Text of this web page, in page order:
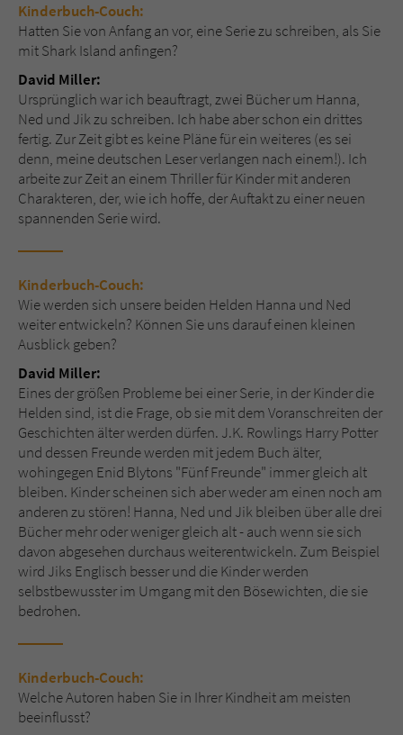
Kinderbuch-Couch:
Hatten Sie von Anfang an vor, eine Serie zu schreiben, als Sie
mit Shark Island anfingen?
David Miller:
Ursprünglich war ich beauftragt, zwei Bücher um Hanna,
Ned und Jik zu schreiben. Ich habe aber schon ein drittes
fertig. Zur Zeit gibt es keine Pläne für ein weiteres (es sei
denn, meine deutschen Leser verlangen nach einem!). Ich
arbeite zur Zeit an einem Thriller für Kinder mit anderen
Charakteren, der, wie ich hoffe, der Auftakt zu einer neuen
spannenden Serie wird.
Kinderbuch-Couch:
Wie werden sich unsere beiden Helden Hanna und Ned
weiter entwickeln? Können Sie uns darauf einen kleinen
Ausblick geben?
David Miller:
Eines der größen Probleme bei einer Serie, in der Kinder die
Helden sind, ist die Frage, ob sie mit dem Voranschreiten der
Geschichten älter werden dürfen. J.K. Rowlings Harry Potter
und dessen Freunde werden mit jedem Buch älter,
wohingegen Enid Blytons "Fünf Freunde" immer gleich alt
bleiben. Kinder scheinen sich aber weder am einen noch am
anderen zu stören! Hanna, Ned und Jik bleiben über alle drei
Bücher mehr oder weniger gleich alt - auch wenn sie sich
davon abgesehen durchaus weiterentwickeln. Zum Beispiel
wird Jiks Englisch besser und die Kinder werden
selbstbewusster im Umgang mit den Bösewichten, die sie
bedrohen.
Kinderbuch-Couch:
Welche Autoren haben Sie in Ihrer Kindheit am meisten
beeinflusst?